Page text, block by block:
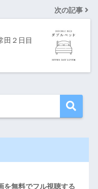
次の記事
田２日目
を無料でフル視聴する